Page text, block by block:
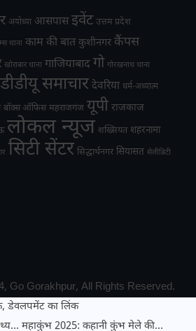
अयोध्या आसपास इवेंट उत्तम प्रदेश
थाना काम की बात कुशीनगर कैंपस
खोराबार थाना गाजियाबादगो गोरखनाथ थाना
डीडीयू समाचार देवरिया धर्म-अध्यात्म
बॉक्स ऑफिस महराजगंज यूपी राजकाज
लोकल न्यूज शख्सियत शहरनामा
सिटी सेंटर सिद्धार्थनगर सियासत सेलीब्रिटी
Go Gorakhpur, All Rights Reserved.
डेवलपमेंट का लिंक
महाकुंभ 2025: कहानी कुंभ मेले की…